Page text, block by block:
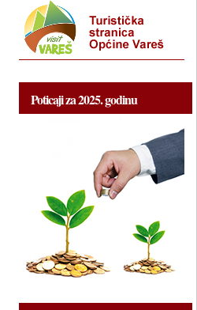
Poticaji za 2025. godinu